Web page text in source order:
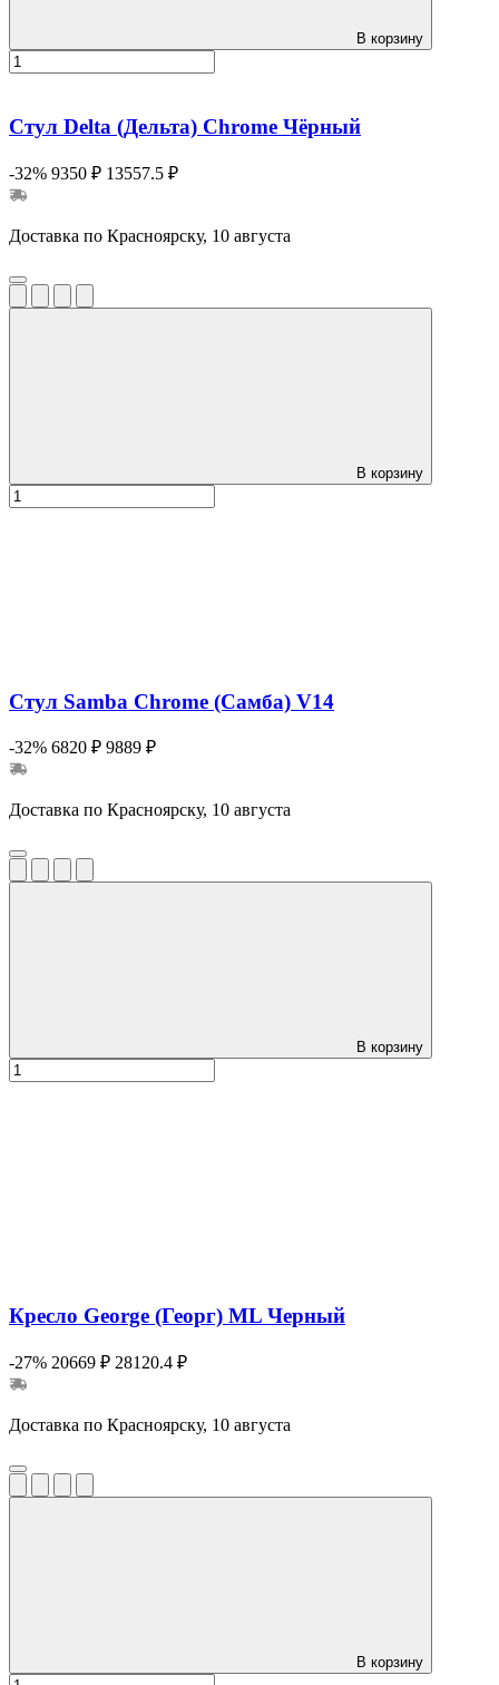
В корзину
Стул Delta (Дельта) Chrome Чёрный
-32% 9350 ₽ 13557.5 ₽
Доставка по Красноярску, 10 августа
В корзину
Стул Samba Chrome (Самба) V14
-32% 6820 ₽ 9889 ₽
Доставка по Красноярску, 10 августа
В корзину
Кресло George (Георг) ML Черный
-27% 20669 ₽ 28120.4 ₽
Доставка по Красноярску, 10 августа
В корзину